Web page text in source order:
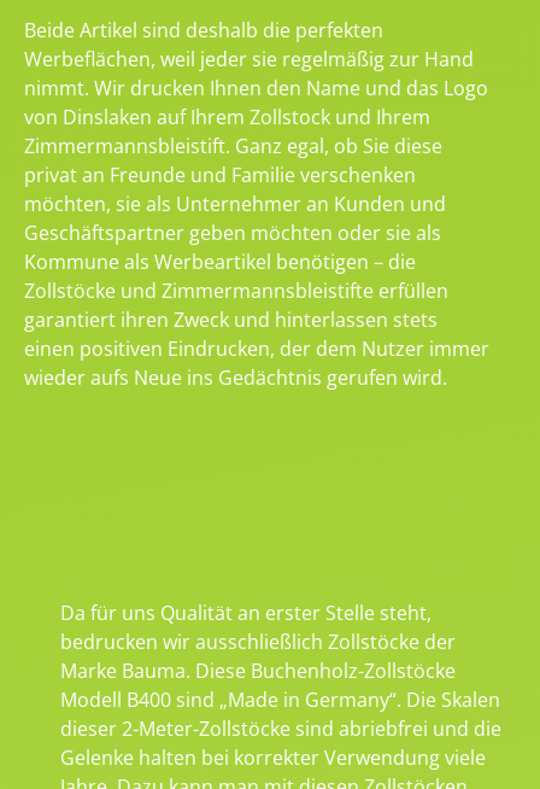
Beide Artikel sind deshalb die perfekten
Werbeflächen, weil jeder sie regelmäßig zur Hand
nimmt. Wir drucken Ihnen den Name und das Logo
von Dinslaken auf Ihrem Zollstock und Ihrem
Zimmermannsbleistift. Ganz egal, ob Sie diese
privat an Freunde und Familie verschenken
möchten, sie als Unternehmer an Kunden und
Geschäftspartner geben möchten oder sie als
Kommune als Werbeartikel benötigen – die
Zollstöcke und Zimmermannsbleistifte erfüllen
garantiert ihren Zweck und hinterlassen stets
einen positiven Eindrucken, der dem Nutzer immer
wieder aufs Neue ins Gedächtnis gerufen wird.
Da für uns Qualität an erster Stelle steht,
bedrucken wir ausschließlich Zollstöcke der
Marke Bauma. Diese Buchenholz-Zollstöcke
Modell B400 sind „Made in Germany“. Die Skalen
dieser 2-Meter-Zollstöcke sind abriebfrei und die
Gelenke halten bei korrekter Verwendung viele